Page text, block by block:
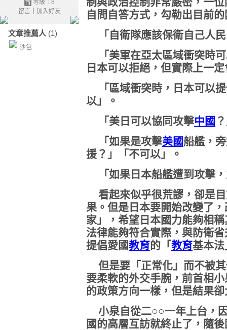
等級：8
留言｜ 加入好友
文章推薦人 (1)
沙包
自問自答方式，勾勒出目前
「自衛隊應該保衛自己人
「美軍在亞太區域衝突時
日本可以拒絕，但實際上一
「區域衝突時，日本可以
以」。
「美日可以協同攻擊中國
「如果是攻擊美國船艦，
援？」「不可以」。
「如果日本船艦遭到攻擊
看起來似乎很荒謬，卻是
果。但是日本要開始改變了
家」，希望日本國力能夠相稱
法律能夠符合實際，與防衛
提倡愛國教育的「 教育基本
但是要「正常化」而不被
要柔軟的外交手腕，前首相
的政策方向一樣，但是結果
小泉自從二○○一年上台，
國的高層互訪就終止了，隨